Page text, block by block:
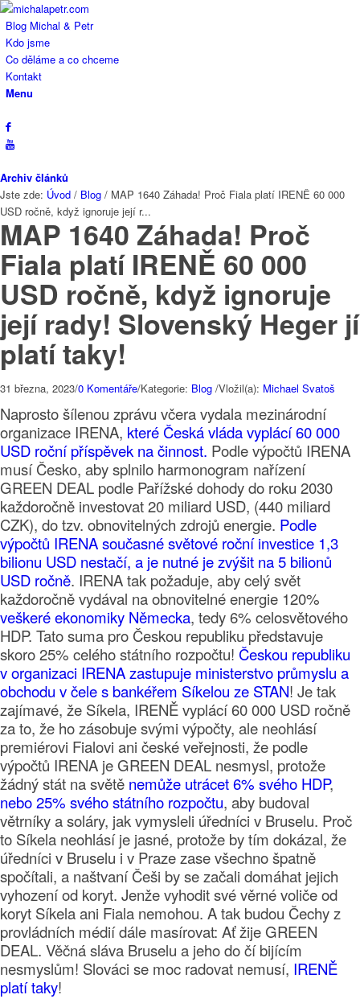
Blog Michal & Petr
Kdo jsme
Co děláme a co chceme
Kontakt
Menu
Archiv článků
Jste zde: Úvod / Blog / MAP 1640 Záhada! Proč Fiala platí IRENĚ 60 000
USD ročně, když ignoruje její r...
MAP 1640 Záhada! Proč
Fiala platí IRENĚ 60 000
USD ročně, když ignoruje
její rady! Slovenský Heger jí
platí taky!
31 března, 2023/0 Komentáře/Kategorie: Blog /Vložil(a): Michael Svatoš
Naprosto šílenou zprávu včera vydala mezinárodní
organizace IRENA, které Česká vláda vyplácí 60 000
USD roční příspěvek na činnost. Podle výpočtů IRENA
musí Česko, aby splnilo harmonogram nařízení
GREEN DEAL podle Pařížské dohody do roku 2030
každoročně investovat 20 miliard USD, (440 miliard
CZK), do tzv. obnovitelných zdrojů energie. Podle
výpočtů IRENA současné světové roční investice 1,3
bilionu USD nestačí, a je nutné je zvýšit na 5 bilionů
USD ročně. IRENA tak požaduje, aby celý svět
každoročně vydával na obnovitelné energie 120%
veškeré ekonomiky Německa, tedy 6% celosvětového
HDP. Tato suma pro Českou republiku představuje
skoro 25% celého státního rozpočtu! Českou republiku
v organizaci IRENA zastupuje ministerstvo průmyslu a
obchodu v čele s bankéřem Síkelou ze STAN! Je tak
zajímavé, že Síkela, IRENĚ vyplácí 60 000 USD ročně
za to, že ho zásobuje svými výpočty, ale neohlásí
premiérovi Fialovi ani české veřejnosti, že podle
výpočtů IRENA je GREEN DEAL nesmysl, protože
žádný stát na světě nemůže utrácet 6% svého HDP,
nebo 25% svého státního rozpočtu, aby budoval
větrníky a soláry, jak vymysleli úředníci v Bruselu. Proč
to Síkela neohlásí je jasné, protože by tím dokázal, že
úředníci v Bruselu i v Praze zase všechno špatně
spočítali, a naštvaní Češi by se začali domáhat jejich
vyhození od koryt. Jenže vyhodit své věrné voliče od
koryt Síkela ani Fiala nemohou. A tak budou Čechy z
provládních médií dále masírovat: Ať žije GREEN
DEAL. Věčná sláva Bruselu a jeho do čí bijícím
nesmyslům! Slováci se moc radovat nemusí, IRENĚ
platí taky!